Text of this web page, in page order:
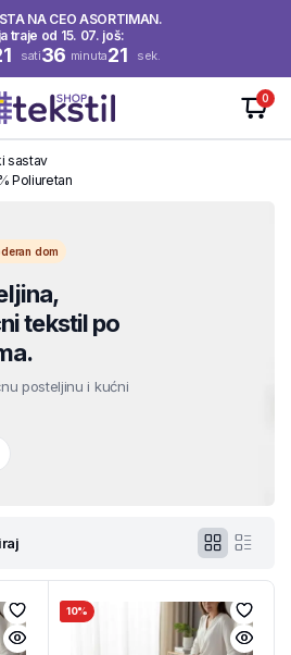
NA CEO ASORTIMAN.
traje od 15. 07. još:
sati36 minuta21 sek.
0
sastav
Poliuretan
dom
tekstil po
posteljinu i kućni
10%